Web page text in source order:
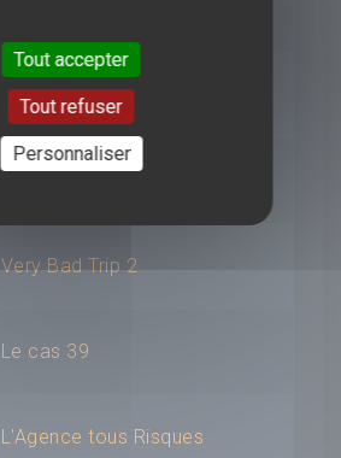
Happiness Therapy
Very Bad Trip 2
Le cas 39
L'Agence tous Risques
Tout accepter
Tout refuser
Personnaliser